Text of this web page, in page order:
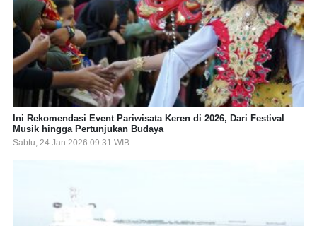
Ini Rekomendasi Event Pariwisata Keren di 2026, Dari Festival
Musik hingga Pertunjukan Budaya
Sabtu, 24 Jan 2026 09:31 WIB